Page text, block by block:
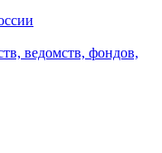
ведомств, фондов,